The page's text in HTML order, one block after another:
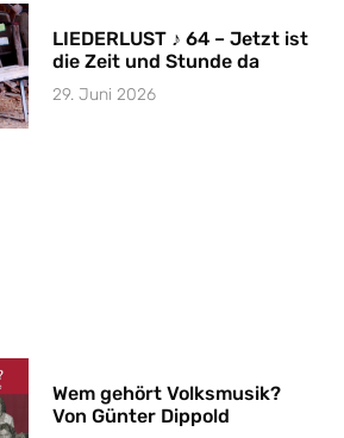
LIEDERLUST ♪ 64 – Jetzt ist
die Zeit und Stunde da
29. Juni 2026
Wem gehört Volksmusik?
Von Günter Dippold